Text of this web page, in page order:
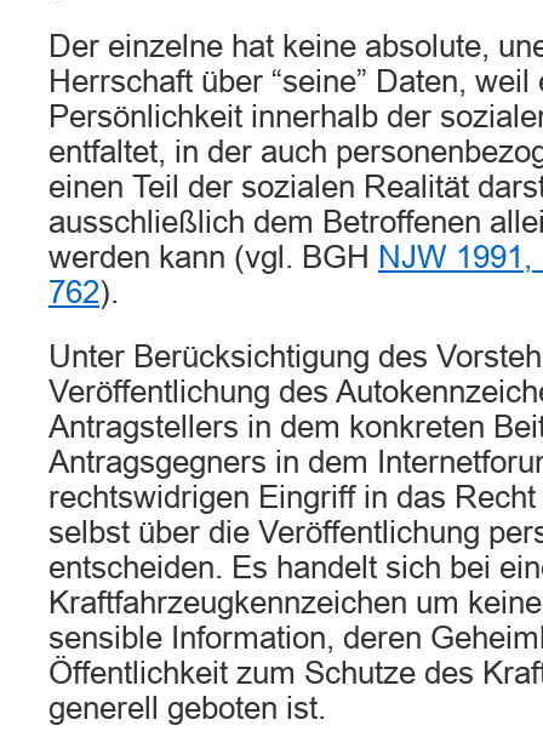
Der einzelne hat keine absolute,
Herrschaft über “seine” Daten, weil
Persönlichkeit innerhalb der
entfaltet, in der auch
einen Teil der sozialen Realität
ausschließlich dem Betroffenen
werden kann (vgl. BGH NJW 1991,
762).
Unter Berücksichtigung des
Veröffentlichung des
Antragstellers in dem konkreten
Antragsgegners in dem
rechtswidrigen Eingriff in das
selbst über die Veröffentlichung
entscheiden. Es handelt sich bei
Kraftfahrzeugkennzeichen um
sensible Information, deren
Öffentlichkeit zum Schutze des
generell geboten ist.